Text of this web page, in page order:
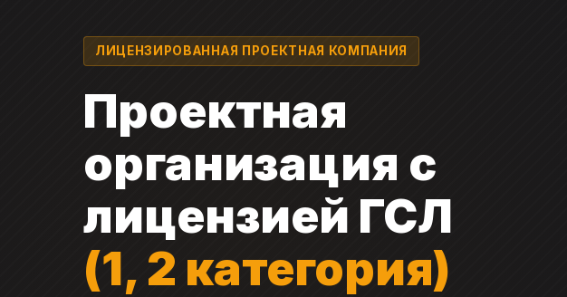
содержимому
ЛИЦЕНЗИРОВАННАЯ ПРОЕКТНАЯ КОМПАНИЯ
Проектная
организация с
лицензией ГСЛ
(1, 2 категория)